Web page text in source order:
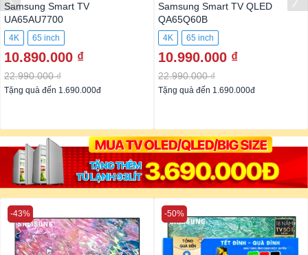
Samsung Smart TV
UA65AU7700
4K 65 inch
10.890.000 ₫
22.990.000 ₫
Tặng quà đến 1.690.000đ
Samsung Smart TV QLED
QA65Q60B
4K 65 inch
10.990.000 ₫
22.990.000 ₫
Tặng quà đến 1.690.000đ
-43% -50%